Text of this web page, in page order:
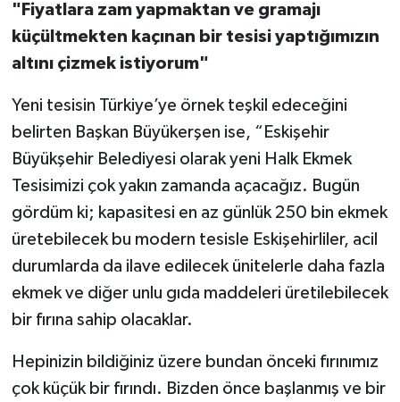
"Fiyatlara zam yapmaktan ve gramajı
küçültmekten kaçınan bir tesisi yaptığımızın
altını çizmek istiyorum"
Yeni tesisin Türkiye’ye örnek teşkil edeceğini
belirten Başkan Büyükerşen ise, “Eskişehir
Büyükşehir Belediyesi olarak yeni Halk Ekmek
Tesisimizi çok yakın zamanda açacağız. Bugün
gördüm ki; kapasitesi en az günlük 250 bin ekmek
üretebilecek bu modern tesisle Eskişehirliler, acil
durumlarda da ilave edilecek ünitelerle daha fazla
ekmek ve diğer unlu gıda maddeleri üretilebilecek
bir fırına sahip olacaklar.
Hepinizin bildiğiniz üzere bundan önceki fırınımız
çok küçük bir fırındı. Bizden önce başlanmış ve bir